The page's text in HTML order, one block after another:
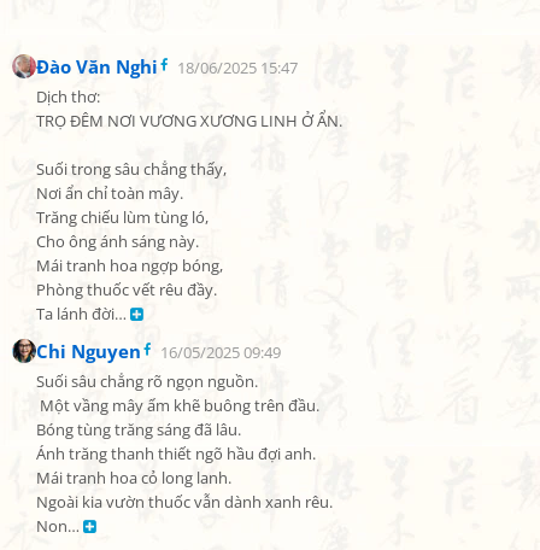
Đào Văn Nghi
18/06/2025 15:47
Dịch thơ:
TRỌ ĐÊM NƠI VƯƠNG XƯƠNG LINH Ở ẨN.
Suối trong sâu chẳng thấy,
Nơi ẩn chỉ toàn mây.
Trăng chiếu lùm tùng ló,
Cho ông ánh sáng này.
Mái tranh hoa ngợp bóng,
Phòng thuốc vết rêu đầy.
Ta lánh đời…
Chi Nguyen
16/05/2025 09:49
Suối sâu chẳng rõ ngọn nguồn.
Bóng tùng trăng sáng đã lâu.
Ánh trăng thanh thiết ngõ hầu đợi anh.
Mái tranh hoa cỏ long lanh.
Ngoài kia vườn thuốc vẫn dành xanh rêu.
Non…